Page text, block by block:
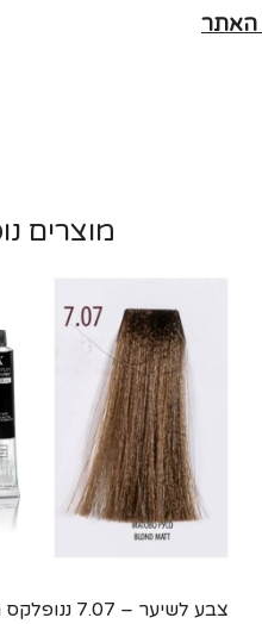
האתר
מוצרים
צבע לשיער – 7.07